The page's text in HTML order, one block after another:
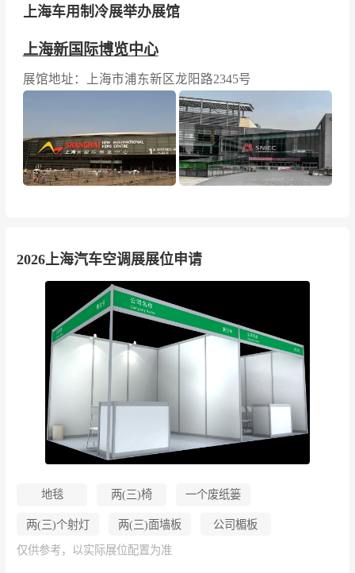
新能源、英得尔、合肥戴恩、上海日立
汽车热管理领军企业：银轮股份、三花智控
冷链装备及材料企业：雪人股份、冰轮环境、中
龙泉展团企业：超50家龙泉企业组团参展
国际参展商：来自韩国、日本、美国、德国等25
上海车用制冷展举办展馆
上海新国际博览中心
展馆地址：上海市浦东新区龙阳路2345号
2026上海汽车空调展展位申请
地毯 两(三)椅 一个废纸篓
两(三)个射灯 两(三)面墙板 公司楣板
仅供参考，以实际展位配置为准